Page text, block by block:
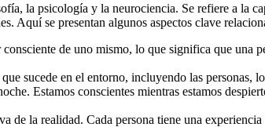
la psicología y la neurociencia. Se refiere a la
Aquí se presentan algunos aspectos clave
de uno mismo, lo que significa que una
sucede en el entorno, incluyendo las personas,
Estamos conscientes mientras estamos
de la realidad. Cada persona tiene una